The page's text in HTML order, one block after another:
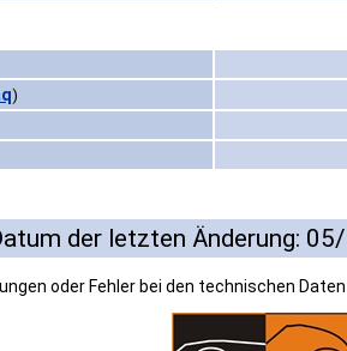
)
der letzten Änderung:
oder Fehler bei den technischen